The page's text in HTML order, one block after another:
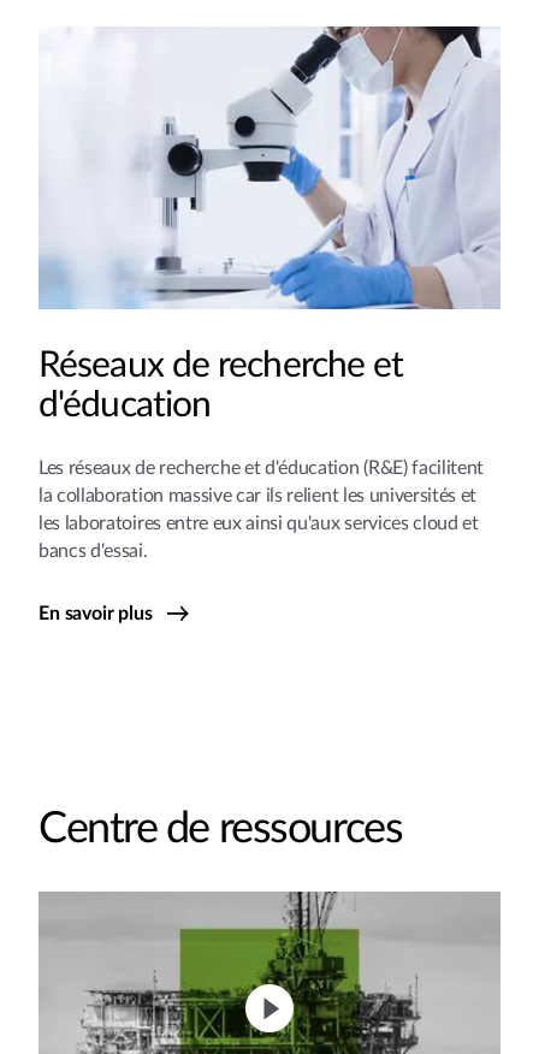
Réseaux de recherche et
d'éducation
Les réseaux de recherche et d'éducation (R&E) facilitent
la collaboration massive car ils relient les universités et
les laboratoires entre eux ainsi qu'aux services cloud et
bancs d'essai.
En savoir plus
Centre de ressources